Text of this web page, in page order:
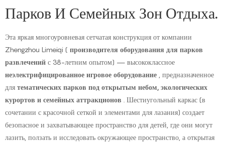
Парков И Семейных Зон Отдыха.
Эта яркая многоуровневая сетчатая конструкция от компании
Zhengzhou Limeiqi ( производителя оборудования для парков
развлечений с 38-летним опытом) — высококлассное
неэлектрифицированное игровое оборудование , предназначенное
для тематических парков под открытым небом, экологических
курортов и семейных аттракционов . Шестиугольный каркас (в
сочетании с красочной сеткой и элементами для лазания) создает
безопасное и захватывающее пространство для детей, где они могут
лазить, ползать и исследовать окружающее пространство, а открытая